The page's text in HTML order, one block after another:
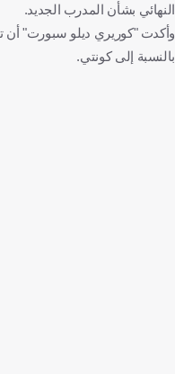
النهائي بشأن المدرب الجديد.
وأكدت "كوريري ديلو سبورت" أن
بالنسبة إلى كونتي.